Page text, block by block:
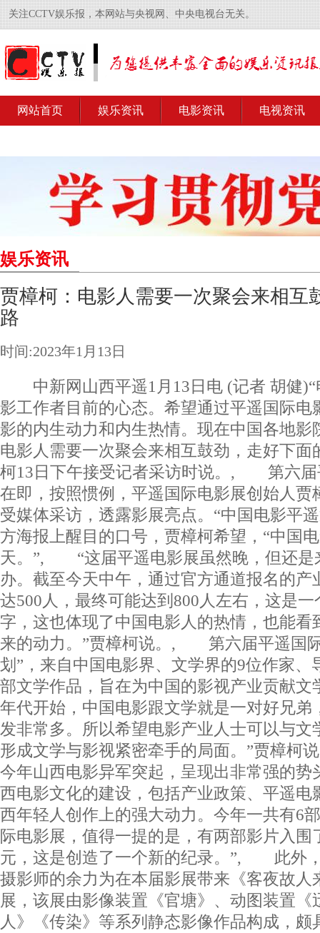
关注CCTV娱乐报，本网站与央视网、中央电视台无关。
网站首页 娱乐资讯 电影资讯 电视资讯
娱乐资讯
贾樟柯：电影人需要一次聚会来相互
路
时间:2023年1月13日
中新网山西平遥1月13日电 (记者 胡健)“
影工作者目前的心态。希望通过平遥国际电
影的内生动力和内生热情。现在中国各地影
电影人需要一次聚会来相互鼓劲，走好下面
柯13日下午接受记者采访时说。, 第六届
在即，按照惯例，平遥国际电影展创始人贾
受媒体采访，透露影展亮点。“中国电影平
方海报上醒目的口号，贾樟柯希望，“中国
天。”, “这届平遥电影展虽然晚，但还是
办。截至今天中午，通过官方通道报名的产
达500人，最终可能达到800人左右，这是
字，这也体现了中国电影人的热情，也能看
来的动力。”贾樟柯说。, 第六届平遥国
划”，来自中国电影界、文学界的9位作家、
部文学作品，旨在为中国的影视产业贡献文
年代开始，中国电影跟文学就是一对好兄弟
发非常多。所以希望电影产业人士可以与文
形成文学与影视紧密牵手的局面。”贾樟
今年山西电影异军突起，呈现出非常强的势
西电影文化的建设，包括产业政策、平遥电
西年轻人创作上的强大动力。今年一共有6
际电影展，值得一提的是，有两部影片入围
元，这是创造了一个新的纪录。”, 此外
摄影师的余力为在本届影展带来《客夜故人
展，该展由影像装置《官塘》、动图装置《
人》《传染》等系列静态影像作品构成，颇